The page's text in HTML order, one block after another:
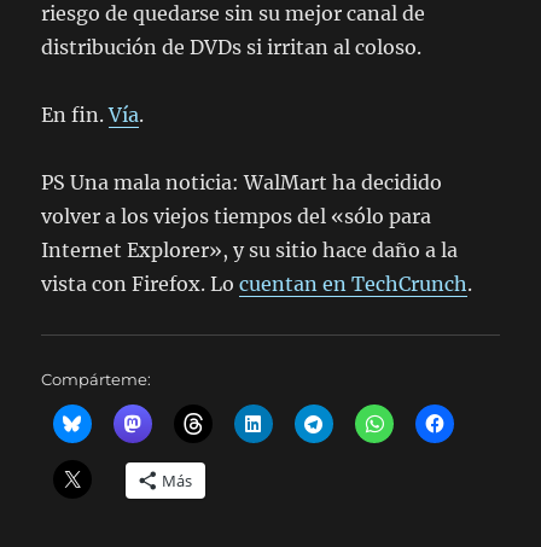
riesgo de quedarse sin su mejor canal de
distribución de DVDs si irritan al coloso.
En fin.Vía.
PS Una mala noticia: WalMart ha decidido
volver a los viejos tiempos del «sólo para
Internet Explorer», y su sitio hace daño a la
vista con Firefox. Locuentan en TechCrunch.
Compárteme:
Más